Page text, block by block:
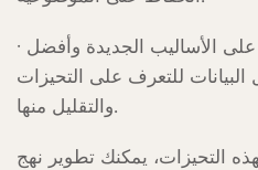
· على الأساليب الجديدة وأفضل
للتعرف على التحيزات
والتقليل منها.
التحيزات، يمكنك تطوير نهج